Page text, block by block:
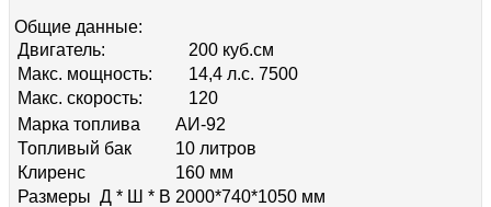
Общие данные:
Двигатель:
200 куб.см
Макс. мощность:
14,4 л.с. 7500
Макс. скорость:
120
Марка топлива
АИ-92
Топливый бак
10 литров
Клиренс
160 мм
Размеры Д * Ш * В 2000*740*1050 мм